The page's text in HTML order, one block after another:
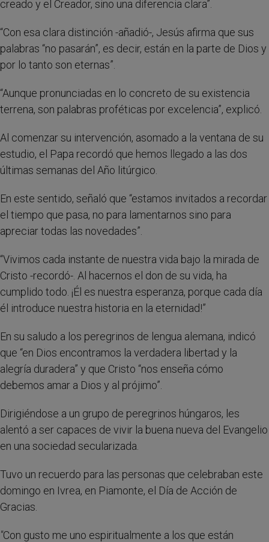
creado y el Creador, sino una diferencia clara”.
“Con esa clara distinción -añadió-, Jesús afirma que sus
palabras “no pasarán”, es decir, están en la parte de Dios y
por lo tanto son eternas”.
“Aunque pronunciadas en lo concreto de su existencia
terrena, son palabras proféticas por excelencia”, explicó.
Al comenzar su intervención, asomado a la ventana de su
estudio, el Papa recordó que hemos llegado a las dos
últimas semanas del Año litúrgico.
En este sentido, señaló que “estamos invitados a recordar
el tiempo que pasa, no para lamentarnos sino para
apreciar todas las novedades”.
“Vivimos cada instante de nuestra vida bajo la mirada de
Cristo -recordó-. Al hacernos el don de su vida, ha
cumplido todo. ¡Él es nuestra esperanza, porque cada día
él introduce nuestra historia en la eternidad!”
En su saludo a los peregrinos de lengua alemana, indicó
que “en Dios encontramos la verdadera libertad y la
alegría duradera” y que Cristo “nos enseña cómo
debemos amar a Dios y al prójimo”.
Dirigiéndose a un grupo de peregrinos húngaros, les
alentó a ser capaces de vivir la buena nueva del Evangelio
en una sociedad secularizada.
Tuvo un recuerdo para las personas que celebraban este
domingo en Ivrea, en Piamonte, el Día de Acción de
Gracias.
"Con gusto me uno espiritualmente a los que están